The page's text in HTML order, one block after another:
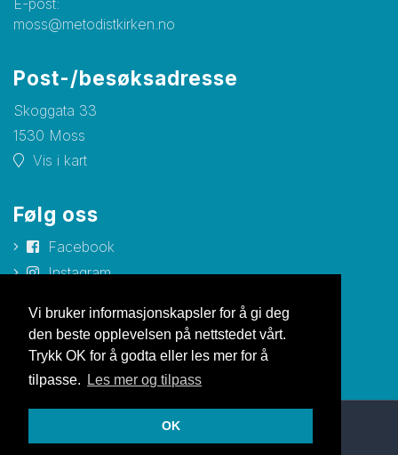
Vi bruker informasjonskapsler for å gi deg
den beste opplevelsen på nettstedet vårt.
Trykk OK for å godta eller les mer for å
tilpasse.
Les mer og tilpass
OK
E-post:
moss@metodistkirken.no
Post-/besøksadresse
Skoggata 33
1530 Moss
Vis i kart
Følg oss
Facebook
Instagram